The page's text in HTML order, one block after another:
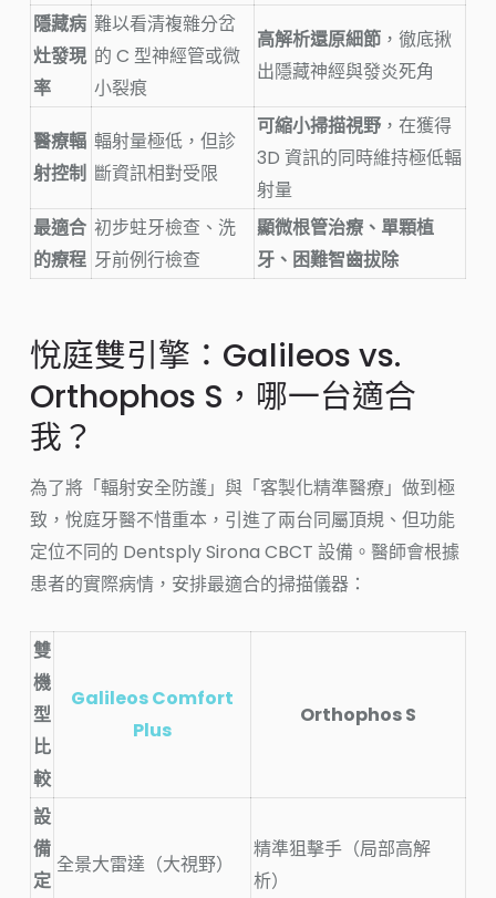
隱藏病
灶發現
率
難以看清複雜分岔
的 C 型神經管或微
小裂痕
高解析還原細節，徹底揪
出隱藏神經與發炎死角
醫療輻
射控制
輻射量極低，但診
斷資訊相對受限
可縮小掃描視野，在獲得
3D 資訊的同時維持極低輻
射量
最適合
的療程
初步蛀牙檢查、洗
牙前例行檢查
顯微根管治療、單顆植
牙、困難智齒拔除
悅庭雙引擎：Galileos vs.
Orthophos S，哪一台適合
我？
為了將「輻射安全防護」與「客製化精準醫療」做到極
致，悅庭牙醫不惜重本，引進了兩台同屬頂規、但功能
定位不同的 Dentsply Sirona CBCT 設備。醫師會根據
患者的實際病情，安排最適合的掃描儀器：
雙
機
型
比
較
Galileos Comfort
Plus
Orthophos S
設
備
定
全景大雷達（大視野）
精準狙擊手（局部高解
析）